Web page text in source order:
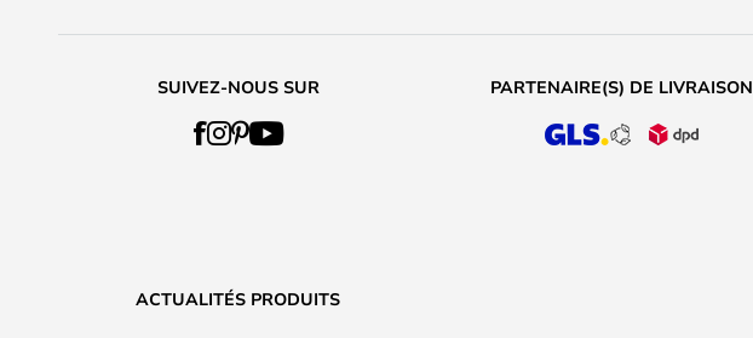
SUIVEZ-NOUS SUR PARTENAIRE(S) DE LIVRAISON
ACTUALITÉS PRODUITS